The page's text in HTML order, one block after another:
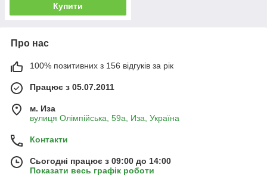
Купити
Про нас
100% позитивних з 156 відгуків за рік
Працює з 05.07.2011
м. Иза
вулиця Олімпійська, 59а, Иза, Україна
Контакти
Сьогодні працює з 09:00 до 14:00
Показати весь графік роботи